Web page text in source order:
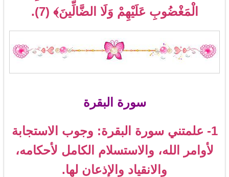
الْمَغْضُوبِ عَلَيْهِمْ وَلَا الضَّالِّينَ﴾ (7).
سورة البقرة
1- علمتني سورة البقرة: وجوب الاستجابة
لأوامر الله، والاستسلام الكامل لأحكامه،
والانقياد والإذعان لها.